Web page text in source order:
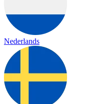
Nederlands